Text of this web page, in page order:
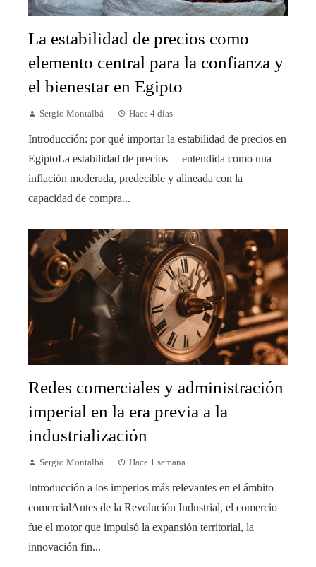
La estabilidad de precios como
elemento central para la confianza y
el bienestar en Egipto
Sergio Montalbá Hace 4 días
Introducción: por qué importar la estabilidad de precios en
EgiptoLa estabilidad de precios —entendida como una
inflación moderada, predecible y alineada con la
capacidad de compra...
Redes comerciales y administración
imperial en la era previa a la
industrialización
Sergio Montalbá Hace 1 semana
Introducción a los imperios más relevantes en el ámbito
comercialAntes de la Revolución Industrial, el comercio
fue el motor que impulsó la expansión territorial, la
innovación fin...